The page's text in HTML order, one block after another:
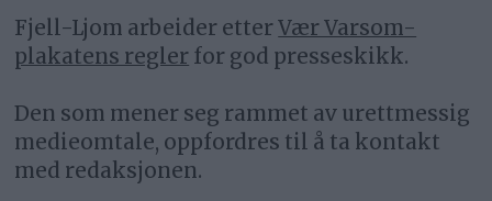
Fjell-Ljom arbeider etterVær Varsom-
plakatens regler for god presseskikk.
Den som mener seg rammet av urettmessig
medieomtale, oppfordres til å ta kontakt
med redaksjonen.